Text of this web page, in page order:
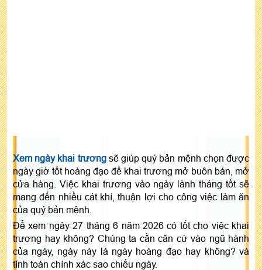
Xem ngày khai trươngsẽ giúp quý bản mệnh chọn được
ngày giờ tốt hoàng đạo để khai trương mở buôn bán, mở
cửa hàng. Việc khai trương vào ngày lành tháng tốt sẽ
mang đến nhiều cát khí, thuận lợi cho công việc làm ăn
của quý bản mệnh.
Để xem ngày 27 tháng 6 năm 2026 có tốt cho việc khai
trương hay không? Chúng ta cần căn cứ vào ngũ hành
của ngày, ngày này là ngày hoàng đạo hay không? và
tính toán chính xác sao chiếu ngày.